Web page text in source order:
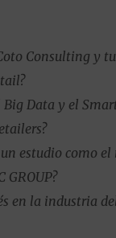
Consulting y
Data y el
estudio como
GROUP?
en la industria